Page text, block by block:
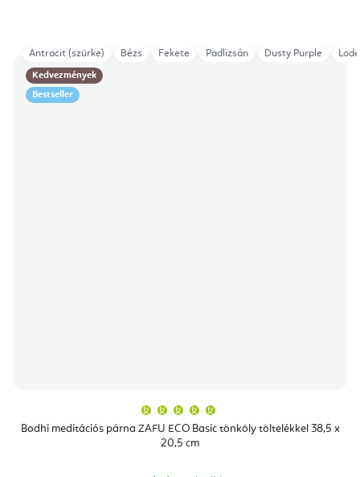
Kedvezmények
Bestseller
Bodhi meditációs párna ZAFU ECO Basic tönköly töltelékkel 38,5 x
20,5 cm
átlagos
értékelése
csillag.
Antracit (szürke) Bézs Fekete Padlizsán Dusty Purple